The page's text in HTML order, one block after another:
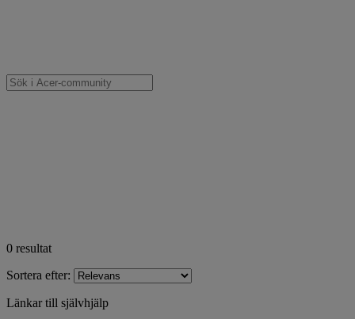
0 resultat
Sortera efter:
Länkar till självhjälp